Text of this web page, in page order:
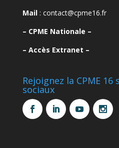
Mail: contact@cpme16.fr
– CPME Nationale –
– Accès Extranet –
Rejoignez la CPME 16
sociaux